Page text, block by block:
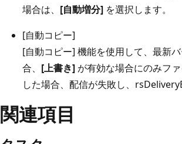
場合は、 [自動増分] を選択します。
[自動コピー]
[自動コピー] 機能を使用して、最新
合、 [上書き] が有効な場合にのみフ
した場合、配信が失敗し、
関連項目